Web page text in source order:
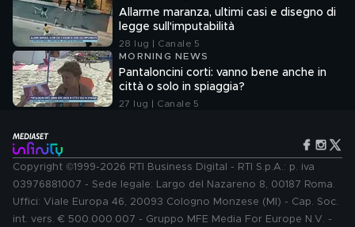
Allarme maranza, ultimi casi e disegno di
legge sull'imputabilità
28 lug | Canale 5
MORNING NEWS
Pantaloncini corti: vanno bene anche in
città o solo in spiaggia?
27 lug | Canale 5
Copyright ©1999-2026 RTI Business Digital - RTI S.p.A.: p. iva
03976881007 - Sede legale: Largo del Nazareno 8, 00187 Roma.
Uffici: Viale Europa 46, 20093 Cologno Monzese (MI) - Cap. Soc.
int. vers. € 500.000.007 - Gruppo MFE Media For Europe N.V. -